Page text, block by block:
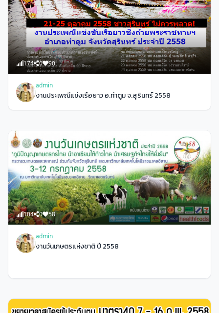
174 0 90
admin
งานประเพณีแข่งเรือยาว อ.ท่าตูม จ.สุรินทร์ 2558
104 0 58
admin
งานวันเกษตรแห่งชาติ ปี 2558